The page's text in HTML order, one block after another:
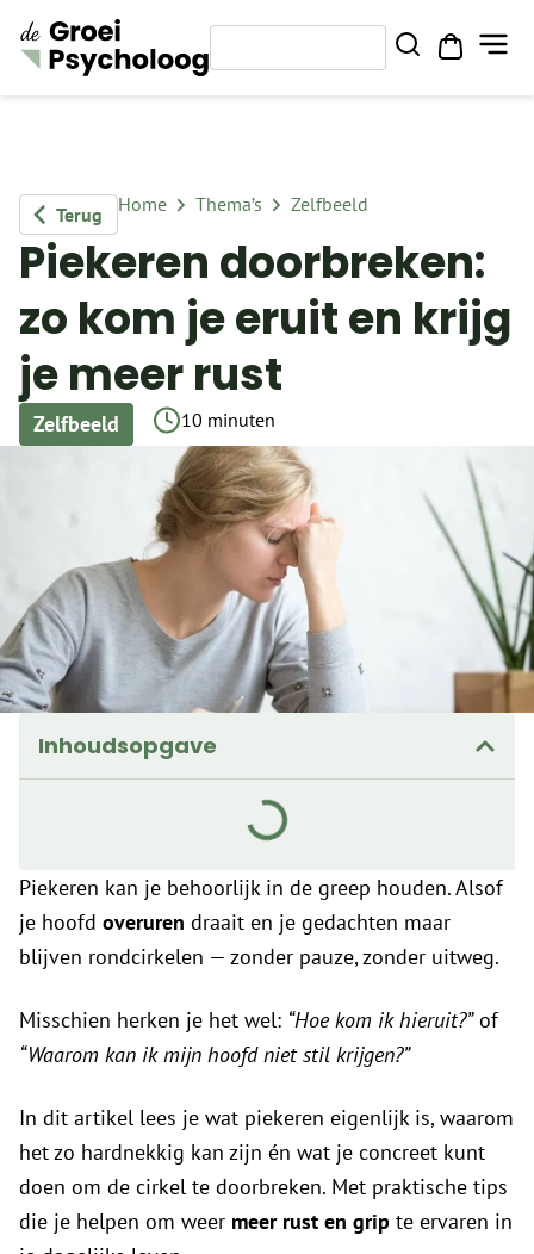
Terug Home Thema’s Zelfbeeld
Piekeren doorbreken:
zo kom je eruit en krijg
je meer rust
Zelfbeeld 10 minuten
Inhoudsopgave
Piekeren kan je behoorlijk in de greep houden. Alsof
je hoofd overuren draait en je gedachten maar
blijven rondcirkelen — zonder pauze, zonder uitweg.
Misschien herken je het wel: “Hoe kom ik hieruit?”of
“Waarom kan ik mijn hoofd niet stil krijgen?”
In dit artikel lees je wat piekeren eigenlijk is, waarom
het zo hardnekkig kan zijn én wat je concreet kunt
doen om de cirkel te doorbreken. Met praktische tips
die je helpen om weer meer rust en grip te ervaren in